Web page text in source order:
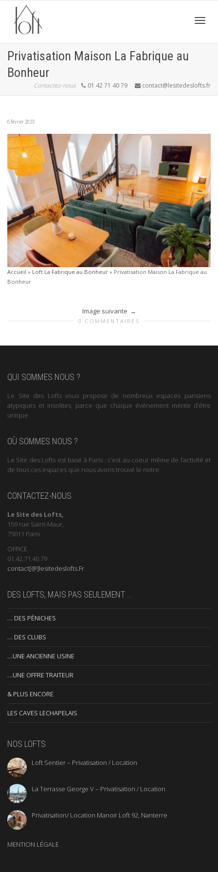
Privatisation Maison La Fabrique au
Bonheur
Contactez-nous 01 42 71 40 79 contact@lesitedeslofts.fr
6 février 2023
Accueil » Loft La Fabrique au Bonheur » Privatisation Maison La Fabrique au
Bonheur
Image suivante
0 COMMENTAIRES
QUI SOMMES NOUS ?
Le Site des Lofts vous propose de nombreux espaces parisiens
atypiques et insolites, parce que chaque événement mérite d’être
unique.
OÙ SOMMES NOUS ?
Le Site des Lofts est basé à Paris : c’est au coeur même de l’activité et
de tous ces espaces que nous avons trouvé le notre.
CONTACTEZ-NOUS
Le Site des Lofts,
159 rue Saint-Maur,
75011 Paris
OFFICE
01.42.71.40.79
contact[@]lesitedeslofts.Fr
DES LOFTS, MAIS PAS SEULEMENT …
… DES PÉNICHES
… DES CLUBS
…UNE ANCIENNE USINE
…UNE OFFRE TRAITEUR
& PLUS ENCORE
LES CAVES LECHAPELAIS
NOS LOFTS
Loft Sentier – Privatisation / Location
La Terrasse George V – Privatisation / Location
Privatisation/ Location Manoir Loft 92, Nanterre
MENTION LÉGALE